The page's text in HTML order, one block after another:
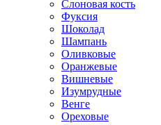
Слоновая кость
Фуксия
Шоколад
Шампань
Оливковые
Оранжевые
Вишневые
Изумрудные
Венге
Ореховые